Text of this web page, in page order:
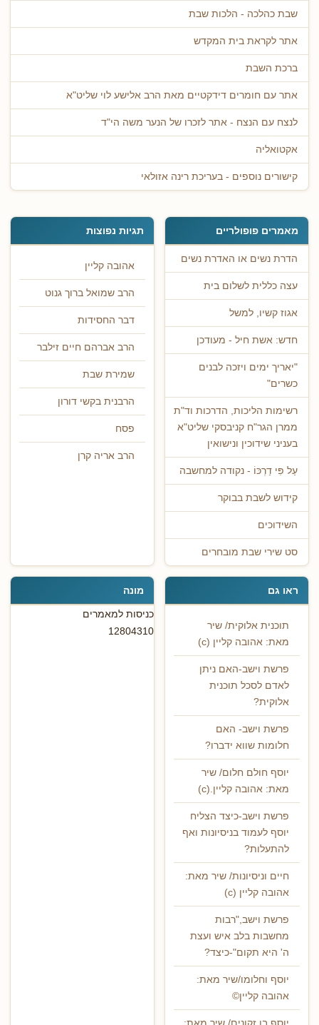
שבת כהלכה - הלכות שבת
אתר לקראת בית המקדש
ברכת השבת
אתר עם חומרים דידקטיים מאת הרב אלישע לוי שליט"א
לנצח עם הנצח - אתר לזכרו של הנער משה הי"ד
אקטואליה
קישורים נוספים - בעריכת רינה אזולאי
מאמרים פופולריים
הדרת נשים או האדרת נשים
עצה כללית לשלום בית
אגוז קשיו, למשל
חדש: אשת חיל - מעודכן
"יאריך ימים ויזכה לבנים
כשרים"
רשימות הליכות, הדרכות וד"ת
ממרן הגר"ח קניבסקי שליט"א
בעניני שידוכין ונישואין
עַל פִּי דַרְכּוֹ - נקודה למחשבה
קידוש לשבת בבוקר
השידוכים
סט שירי שבת מובחרים
תגיות נפוצות
אהובה קליין
הרב שמואל ברוך גנוט
דבר החסידות
הרב אברהם חיים זילבר
שמירת שבת
הרבנית בקשי דורון
פסח
הרב אריה קרן
ראו גם
תוכנית אלוקית/ שיר
מאת: אהובה קליין (c)
פרשת וישב-האם ניתן
לאדם לסכל תוכנית
אלוקית?
פרשת וישב- האם
חלומות שווא ידברו?
יוסף חולם חלום/ שיר
מאת: אהובה קליין.(c)
פרשת וישב-כיצד הצליח
יוסף לעמוד בניסיונות ואף
להתעלות?
חיים וניסיונות/ שיר מאת:
אהובה קליין (c)
פרשת וישב,"רבות
מחשבות בלב איש ועצת
ה' היא תקום"-כיצד?
יוסף וחלומו/שיר מאת:
אהובה קליין©
מונה
כניסות למאמרים
12804310